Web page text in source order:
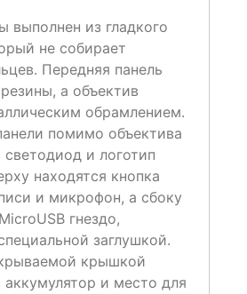
выполнен из гладкого
не собирает
Передняя панель
а объектив
обрамлением.
помимо объектива
и логотип
находятся кнопка
и микрофон, а сбоку
гнездо,
заглушкой.
крышкой
аккумулятор и место для